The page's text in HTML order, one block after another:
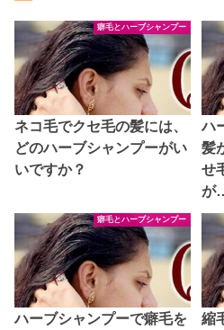
癖毛とハーブシャンプー
ネコ毛でクセ毛の髪には、
どのハーブシャンプーがい
いですか？
ハ
髪
せ
が
癖毛とハーブシャンプー
ハーブシャンプーで癖毛を
縮